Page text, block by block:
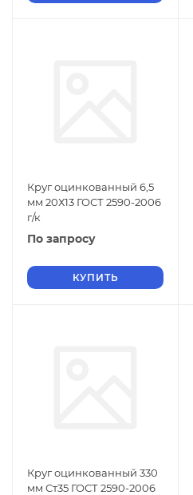
Круг оцинкованный 6,5
мм 20Х13 ГОСТ 2590-2006
г/к
По запросу
КУПИТЬ
Круг оцинкованный 330
мм Ст35 ГОСТ 2590-2006